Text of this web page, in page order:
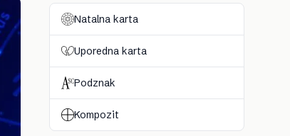
Natalna karta
Uporedna karta
Podznak
Kompozit